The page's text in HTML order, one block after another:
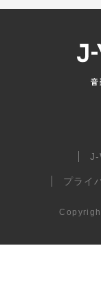
J-
プライ